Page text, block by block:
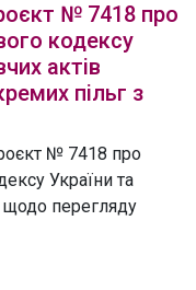
№ 7418 про
кодексу
актів
пільг з
№ 7418 про
України та
щодо перегляду